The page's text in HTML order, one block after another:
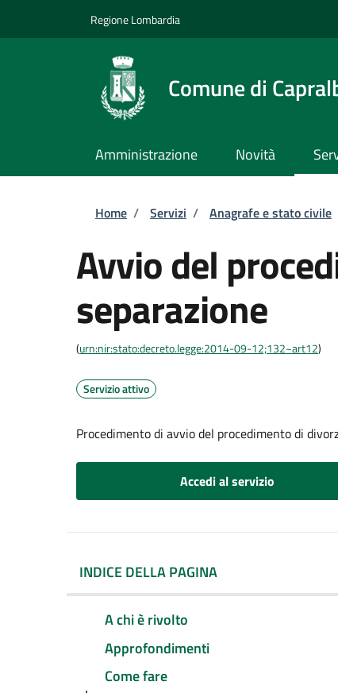
Regione Lombardia
Comune di
Amministrazione Novità
Briciole di pane
Home / Servizi / Anagrafe e stato civile
Avvio del
separazione
(urn:nir:stato:decreto.legge:2014-09-12;132~art12)
Servizio attivo
Procedimento di avvio del procedimento di
Accedi al servizio
INDICE DELLA PAGINA
A chi è rivolto
Approfondimenti
Come fare